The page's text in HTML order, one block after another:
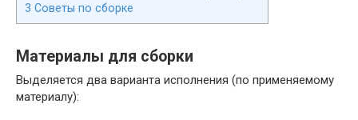
3 Советы по сборке
Материалы для сборки
Выделяется два варианта исполнения (по применяемому
материалу):